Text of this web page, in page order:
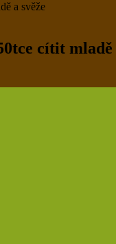
a svěže
cítit mladě